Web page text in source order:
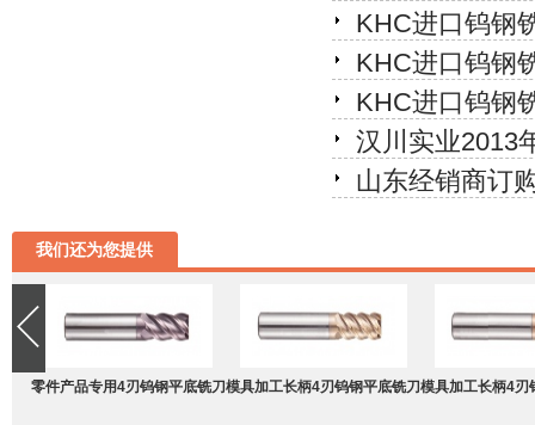
KHC进口钨钢
KHC进口钨钢
KHC进口钨钢
汉川实业2013
山东经销商订
我们还为您提供
零件产品专用4刃钨钢平底铣刀模具加工长柄4刃钨钢平底铣刀模具加工长柄4刃